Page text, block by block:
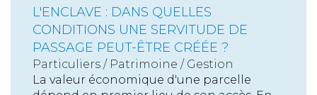
L'ENCLAVE : DANS QUELLES
CONDITIONS UNE SERVITUDE DE
PASSAGE PEUT-ÊTRE CRÉÉE ?
Particuliers / Patrimoine / Gestion
La valeur économique d'une parcelle